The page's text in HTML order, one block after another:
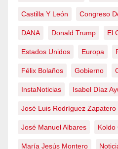
Castilla Y León Congreso
DANA Donald Trump El
Estados Unidos Europa
Félix Bolaños Gobierno
InstaNoticias Isabel Díaz
José Luis Rodríguez Zapatero
José Manuel Albares Koldo
María Jesús Montero